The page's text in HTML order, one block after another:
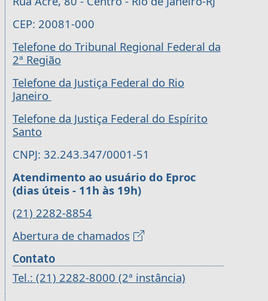
CEP: 20081-000
Telefone do Tribunal Regional Federal da
2ª Região
Telefone da Justiça Federal do Rio
Janeiro
Telefone da Justiça Federal do Espírito
Santo
CNPJ: 32.243.347/0001-51
Atendimento ao usuário do Eproc
(dias úteis - 11h às 19h)
(21) 2282-8854
Abertura de chamados
Contato
Tel.: (21) 2282-8000 (2ª instância)